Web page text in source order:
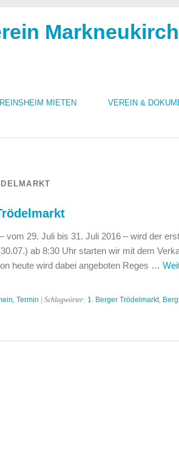
MIETEN VEREIN &
vom 29. Juli bis 31. Juli 2016 – wird der
ab 8:30 Uhr starten wir mit dem
heute wird dabei angeboten Reges …
, Termin | Schlagwörter: 1. Berger Trödelmarkt,